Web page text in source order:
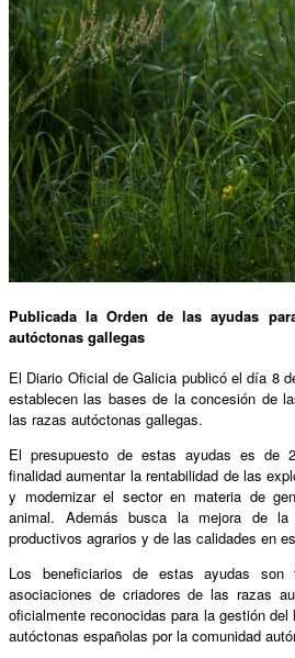
Publicada la Orden de las ayudas
autóctonas gallegas
El Diario Oficial de Galicia publicó el día 8
establecen las bases de la concesión de
las razas autóctonas gallegas.
El presupuesto de estas ayudas es de
finalidad aumentar la rentabilidad de las
y modernizar el sector en materia de
animal. Además busca la mejora de
productivos agrarios y de las calidades en
Los beneficiarios de estas ayudas son
asociaciones de criadores de las razas
oficialmente reconocidas para la gestión
autóctonas españolas por la comunidad